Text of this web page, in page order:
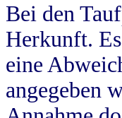
Bei den
Herkunft.
eine
angegeben